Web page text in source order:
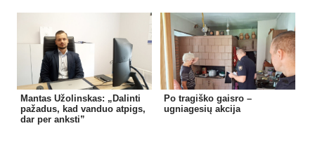
Mantas Užolinskas: „Dalinti
pažadus, kad vanduo atpigs,
dar per anksti”
Po tragiško gaisro –
ugniagesių akcija